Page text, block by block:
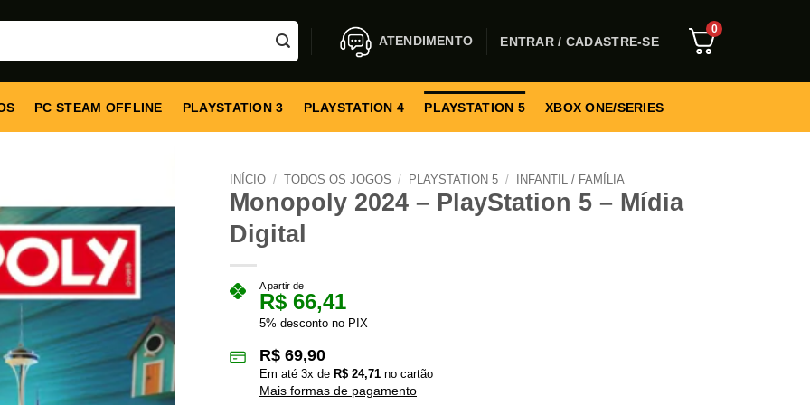
ATENDIMENTO ENTRAR / CADASTRE-SE
0
PC STEAM OFFLINE PLAYSTATION 3 PLAYSTATION 4 PLAYSTATION 5 XBOX ONE/SERIES
INÍCIO / TODOS OS JOGOS / PLAYSTATION 5 / INFANTIL / FAMÍLIA
Monopoly 2024 – PlayStation 5 – Mídia
Digital
A partir de
R$ 66,41
5% desconto no PIX
R$ 69,90
Em até 3x de R$ 24,71 no cartão
Mais formas de pagamento